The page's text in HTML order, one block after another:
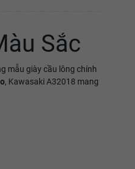
Sắc
mẫu giày cầu lông chính
, Kawasaki A32018 mang